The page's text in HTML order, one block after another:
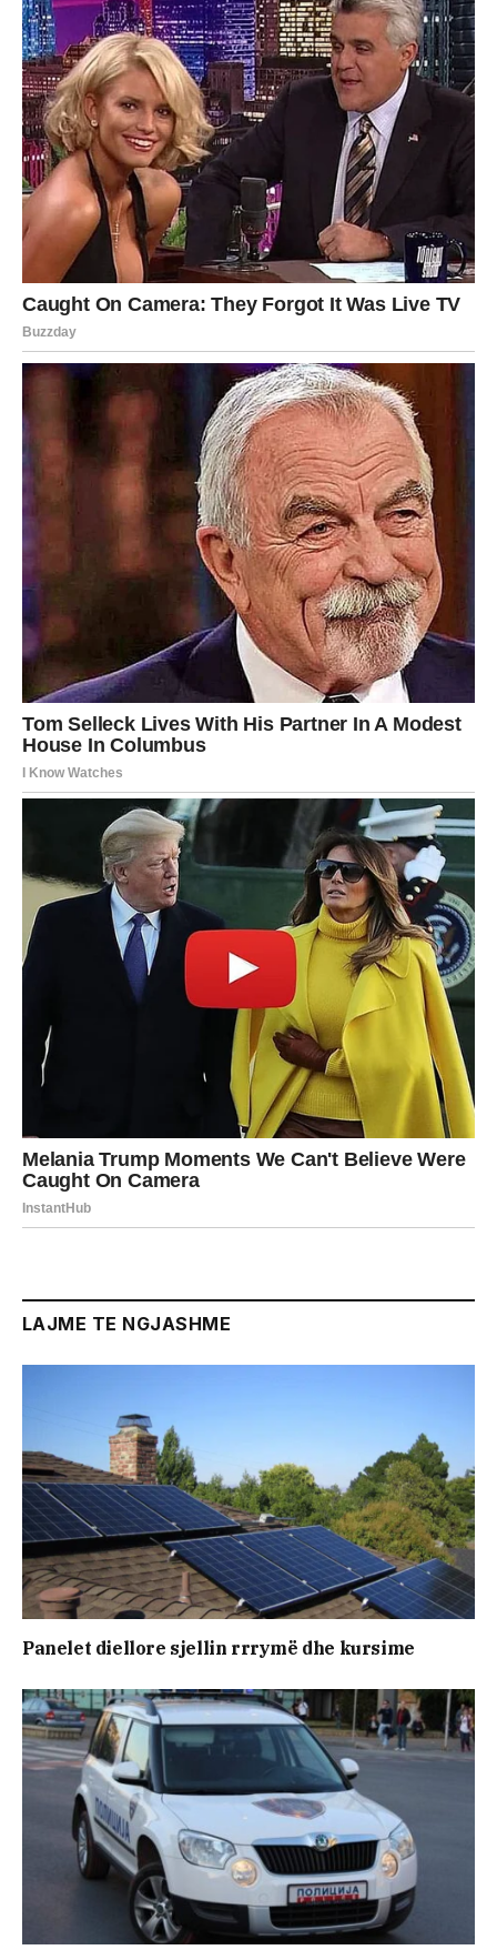
LAJME TE NGJASHME
Panelet diellore sjellin rrrymë dhe kursime